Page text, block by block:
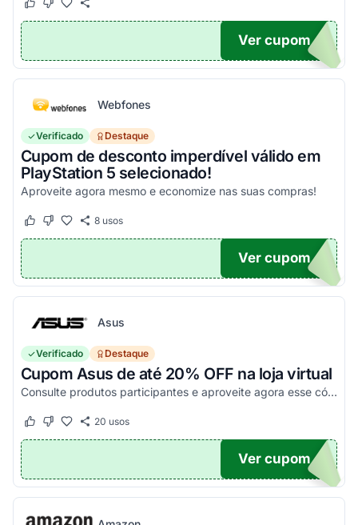
Este cupom funcionou
Este cupom não funcionou
O100
Ver cupom
Webfones
Verificado Destaque
Cupom de desconto imperdível válido em
PlayStation 5 selecionado!
Aproveite agora mesmo e economize nas suas compras!
Este cupom funcionou
Este cupom não funcionou
8usos
O100
Ver cupom
Asus
Verificado Destaque
Cupom Asus de até 20% OFF na loja virtual
Consulte produtos participantes e aproveite agora esse código promocional!
Este cupom funcionou
Este cupom não funcionou
20 usos
20
Ver cupom